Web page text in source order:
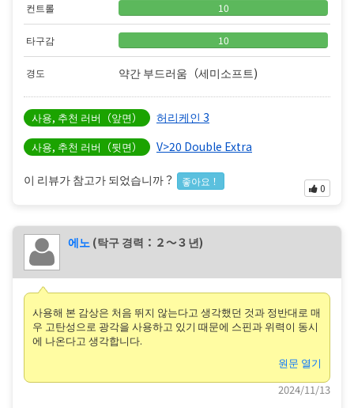
컨트롤 10
타구감 10
경도 약간 부드러움（세미소프트)
사용, 추천 러버（앞면） 허리케인 3
사용, 추천 러버（뒷면） V>20 Double Extra
이 리뷰가 참고가 되었습니까？ 좋아요！
0
에노 (탁구 경력：２〜３년)
사용해 본 감상은 처음 뛰지 않는다고 생각했던 것과 정반대로 매
우 고탄성으로 광각을 사용하고 있기 때문에 스핀과 위력이 동시
에 나온다고 생각합니다.
원문 열기
2024/11/13